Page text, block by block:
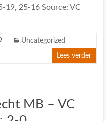
19, 25-16 Source: VC
Uncategorized
Lees verder
MB – VC